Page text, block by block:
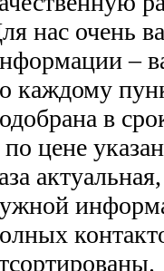
нас очень
–
каждому
в
цене